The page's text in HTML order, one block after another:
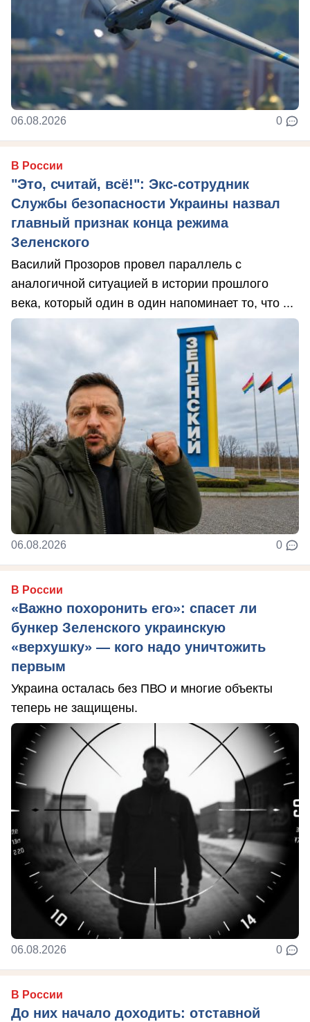
06.08.2026 0
В России
"Это, считай, всё!": Экс-сотрудник
Службы безопасности Украины назвал
главный признак конца режима
Зеленского
Василий Прозоров провел параллель с
аналогичной ситуацией в истории прошлого
века, который один в один напоминает то, что ...
06.08.2026 0
В России
«Важно похоронить его»: спасет ли
бункер Зеленского украинскую
«верхушку» — кого надо уничтожить
первым
Украина осталась без ПВО и многие объекты
теперь не защищены.
06.08.2026 0
В России
До них начало доходить: отставной